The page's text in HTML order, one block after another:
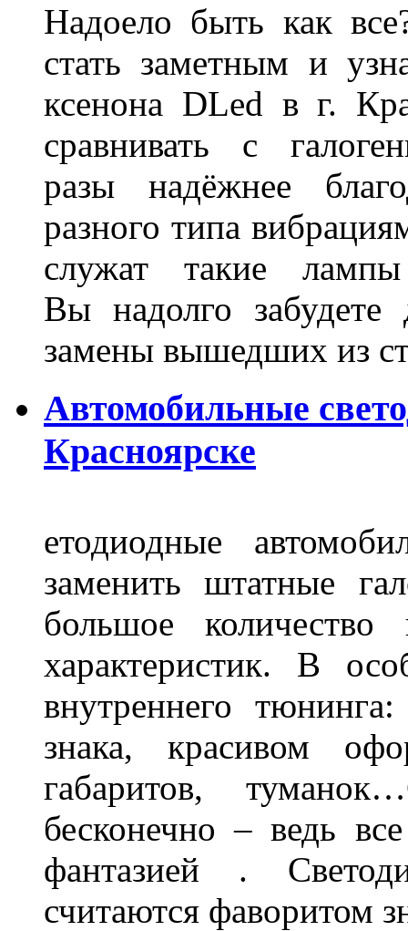
Надоело быть как
стать заметным и
ксенона DLed в г.
сравнивать с
разы надёжнее
разного типа
служат такие
Вы надолго забудете
замены вышедших из
Автомобильные
Красноярске
етодиодные
заменить штатные
большое
характеристик. В
внутреннего
знака, красивом
габаритов,
бесконечно – ведь
фантазией .
считаются фаворитом